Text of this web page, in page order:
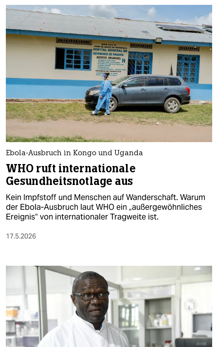
Ebola-Ausbruch in Kongo und Uganda
WHO ruft internationale
Gesundheitsnotlage aus
Kein Impfstoff und Menschen auf Wanderschaft. Warum
der Ebola-Ausbruch laut WHO ein „außergewöhnliches
Ereignis“ von internationaler Tragweite ist.
17.5.2026